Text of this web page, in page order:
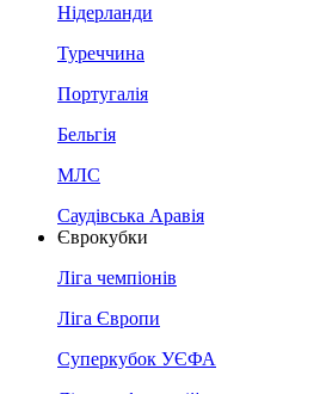
Нідерланди
Туреччина
Португалія
Бельгія
МЛС
Саудівська Аравія
Єврокубки
Ліга чемпіонів
Ліга Європи
Суперкубок УЄФА